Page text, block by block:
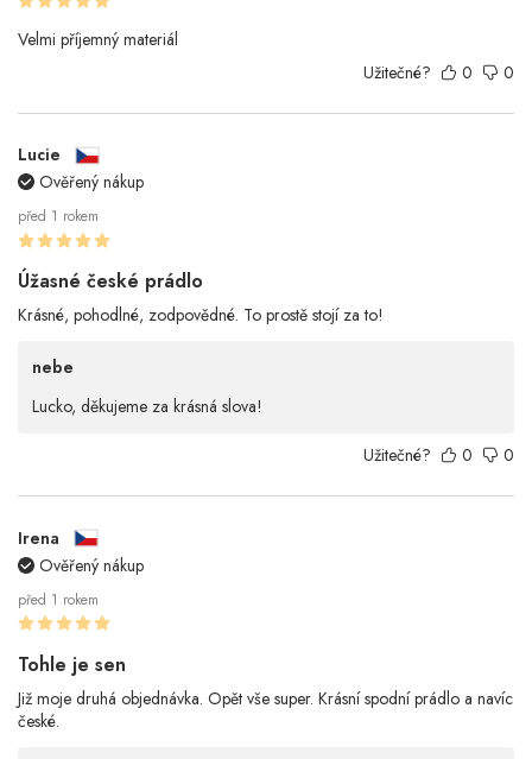
Velmi příjemný materiál
Užitečné?
0 0
Lucie
Ověřený nákup
před 1 rokem
Úžasné české prádlo
Krásné, pohodlné, zodpovědné. To prostě stojí za to!
nebe
Lucko, děkujeme za krásná slova!
Užitečné? 0 0
Irena
Ověřený nákup
před 1 rokem
Tohle je sen
Již moje druhá objednávka. Opět vše super. Krásní spodní prádlo a navíc
české.